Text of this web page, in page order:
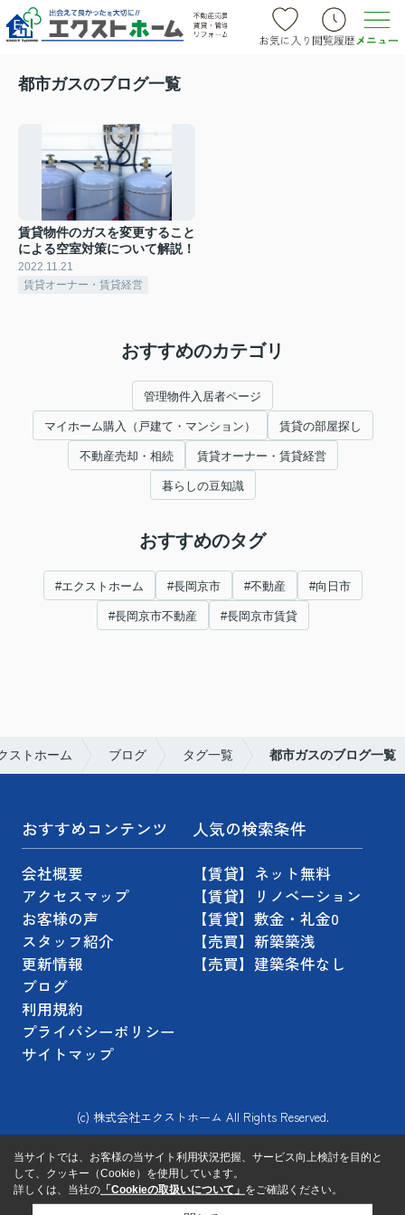
都市ガスのブログ一覧
賃貸物件のガスを変更すること
による空室対策について解説！
2022.11.21
賃貸オーナー・賃貸経営
おすすめのカテゴリ
管理物件入居者ページ
マイホーム購入（戸建て・マンション） 賃貸の部屋探し
不動産売却・相続 賃貸オーナー・賃貸経営
暮らしの豆知識
おすすめのタグ
#エクストホーム #長岡京市 #不動産 #向日市
#長岡京市不動産 #長岡京市賃貸
ストホーム ブログ タグ一覧 都市ガスのブログ一覧
おすすめコンテンツ
会社概要
アクセスマップ
お客様の声
スタッフ紹介
更新情報
ブログ
利用規約
プライバシーポリシー
サイトマップ
人気の検索条件
【賃貸】ネット無料
【賃貸】リノベーション
【賃貸】敷金・礼金0
【売買】新築築浅
【売買】建築条件なし
(c) 株式会社エクストホーム All Rights Reserved.
当サイトでは、お客様の当サイト利用状況把握、サービス向上検討を目的と
して、クッキー（Cookie）を使用しています。
詳しくは、当社の 「Cookieの取扱いについて」 をご確認ください。